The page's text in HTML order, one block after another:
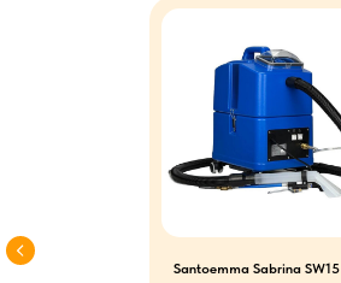
Santoemma Sabrina SW15